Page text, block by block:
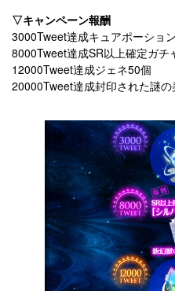
▽キャンペーン報酬
3000Tweet達成キュアポーショ
8000Tweet達成SR以上確定ガチ
12000Tweet達成ジェネ50個
20000Tweet達成封印された謎